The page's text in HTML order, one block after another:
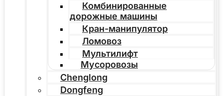
Комбинированные
дорожные машины
Кран-манипулятор
Ломовоз
Мультилифт
Мусоровозы
Chenglong
Dongfeng